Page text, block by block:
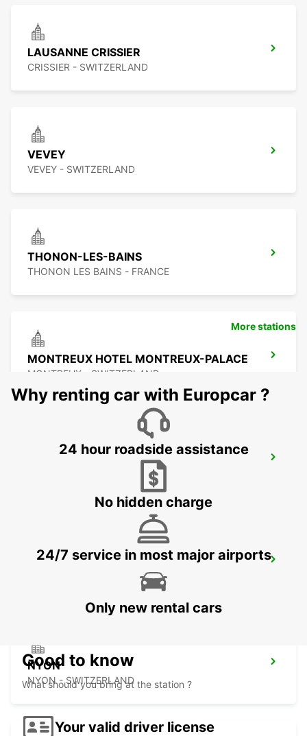
LAUSANNE CRISSIER
CRISSIER - SWITZERLAND
VEVEY
VEVEY - SWITZERLAND
THONON-LES-BAINS
THONON LES BAINS - FRANCE
MONTREUX HOTEL MONTREUX-PALACE
MONTREUX - SWITZERLAND
YVERDON SENN AUTOMOBILES
YVERDON LES BAINS - SWITZERLAND
AIGLE
NYON
NYON - SWITZERLAND
More stations
Why renting car with Europcar ?
24 hour roadside assistance
No hidden charge
24/7 service in most major airports
Only new rental cars
Good to know
What should you bring at the station ?
Your valid driver license